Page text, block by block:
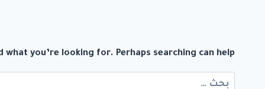
what you’re looking for. Perhaps searching can help.
البحث